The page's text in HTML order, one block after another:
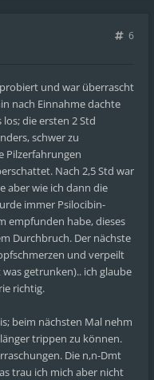
6
und war überrascht
nach Einnahme dachte
die ersten 2 Std
schwer zu
Pilzerfahrungen
Nach 2,5 Std war
aber wie ich dann die
immer Psilocibin-
empfunden habe, dieses
Durchbruch. Der nächste
und verpeilt
getrunken).. ich glaube
richtig.
beim nächsten Mal nehm
trippen zu können.
Die n,n-Dmt
trau ich mich aber nicht